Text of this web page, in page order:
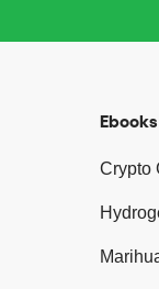
Ebooks
Crypto